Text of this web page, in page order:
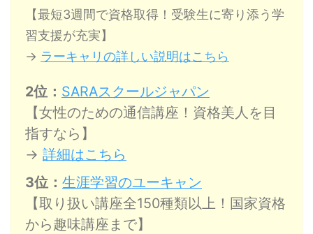
【最短3週間で資格取得！受験生に寄り添う学
習支援が充実】
→ ラーキャリの詳しい説明はこちら
2位： SARAスクールジャパン
【女性のための通信講座！資格美人を目
指すなら】
→ 詳細はこちら
3位： 生涯学習のユーキャン
【取り扱い講座全150種類以上！国家資格
から趣味講座まで】